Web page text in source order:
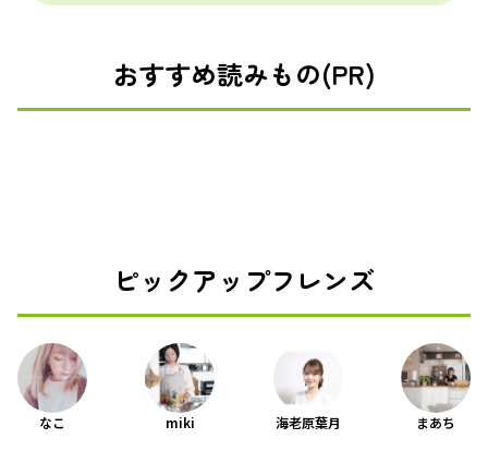
おすすめ読みもの(PR)
ピックアップフレンズ
なこ miki 海老原葉月 まあち